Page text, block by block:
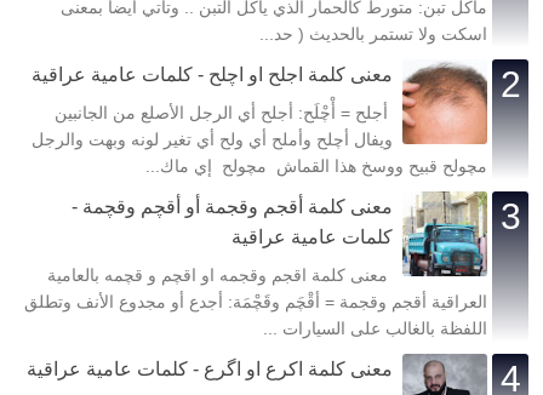
ماكل تبن: متورط كالحمار الذي يأكل التبن .. وتأتي ايضاً بمعنى
اسكت ولا تستمر بالحديث ( حد...
معنى كلمة اجلح او اچلح - كلمات عامية عراقية
أجلح = أْچْلَح: أجلح أي الرجل الأصلع من الجانبين
ويفال أچلح وأملح أي ولح أي تغير لونه وبهت والرجل
مچولح قبيح ووسخ هذا القماش مچولح إي ماك...
معنى كلمة أقجم وقجمة أو أقچم وقچمة -
كلمات عامية عراقية
معنى كلمة اقجم وقجمه او اقچم و قچمه بالعامية
العراقية أقجم وقجمة = أقْچَم وقَچْمَة: أجدع أو مجدوع الأنف وتطلق
اللفظة بالغالب على السيارات ...
معنى كلمة اكرع او اگرع - كلمات عامية عراقية